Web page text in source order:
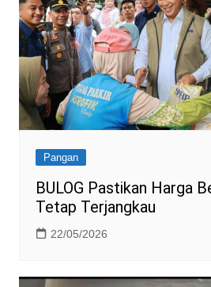
Pangan
BULOG Pastikan Harga
Tetap Terjangkau
22/05/2026